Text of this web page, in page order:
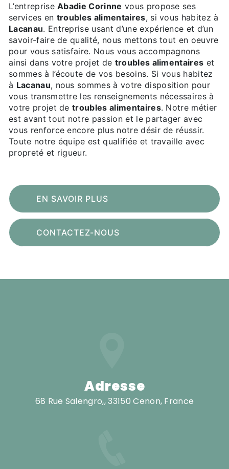
L’entrepriseAbadie Corinne vous propose ses
services en troubles alimentaires, si vous habitez à
Lacanau. Entreprise usant d’une expérience et d’un
savoir-faire de qualité, nous mettons tout en oeuvre
pour vous satisfaire. Nous vous accompagnons
ainsi dans votre projet de troubles alimentaires et
sommes à l’écoute de vos besoins. Si vous habitez
à Lacanau, nous sommes à votre disposition pour
vous transmettre les renseignements nécessaires à
votre projet detroubles alimentaires. Notre métier
est avant tout notre passion et le partager avec
vous renforce encore plus notre désir de réussir.
Toute notre équipe est qualifiée et travaille avec
propreté et rigueur.
EN SAVOIR PLUS
CONTACTEZ-NOUS
Adresse
68 Rue Salengro,, 33150 Cenon, France